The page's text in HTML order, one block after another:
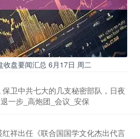
盘要闻汇总 6月17日 周二
卫中共七大的几支秘密部队，日夜
一步_高炮团_会议_安保
祥出任《联合国国学文化杰出代言